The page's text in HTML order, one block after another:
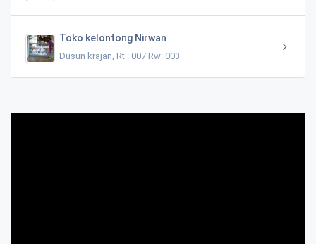
Toko kelontong Nirwan
Dusun krajan, Rt : 007 Rw: 003